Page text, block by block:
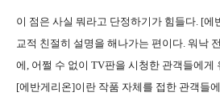
이 점은 사실 뭐라고 단정하기가 힘들다. [에
교적 친절히 설명을 해나가는 편이다. 워낙
에, 어쩔 수 없이 TV판을 시청한 관객들에게
[에반게리온]이란 작품 자체를 접한 관객들